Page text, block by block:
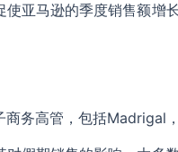
使亚马逊的季度销售额增
商务高管，包括Madrigal